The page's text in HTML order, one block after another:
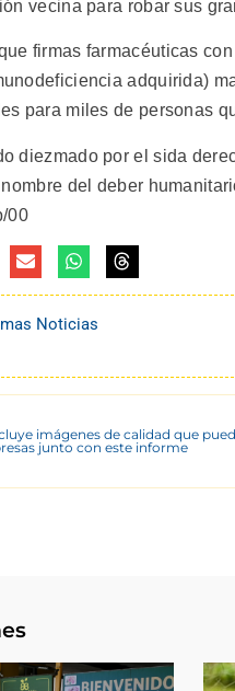
vecina para robar sus
firmas farmacéuticas
adquirida)
para miles de personas
diezmado por el sida
del deber
00
Noticias
imágenes de calidad que
junto con este informe